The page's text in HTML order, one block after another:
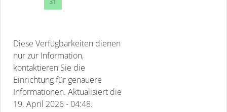
Diese Verfügbarkeiten dienen
nur zur Information,
kontaktieren Sie die
Einrichtung für genauere
Informationen. Aktualisiert die
19. April 2026 - 04:48.